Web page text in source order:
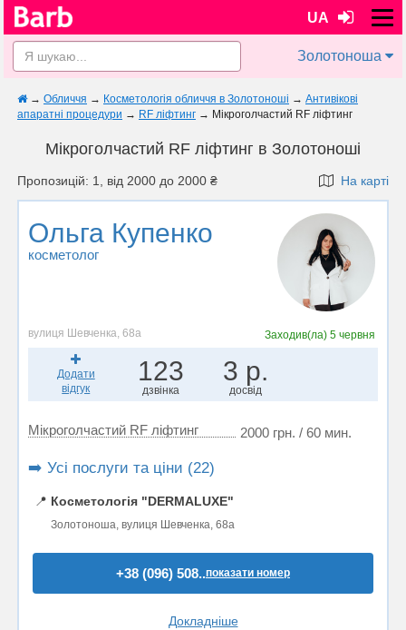
UA
Золотоноша
→ Обличчя → Косметологія обличчя в Золотоноші → Антивікові
апаратні процедури → RF ліфтинг → Мікроголчастий RF ліфтинг
Мікроголчастий RF ліфтинг в Золотоноші
Пропозицій: 1, від 2000 до 2000 ₴ На карті
Ольга Купенко
косметолог
вулиця Шевченка, 68а Заходив(ла) 5 червня
Додати
відгук
123
дзвінка
3 р.
досвід
Мікроголчастий RF ліфтинг 2000 грн. / 60 мин.
➡️ Усі послуги та ціни (22)
📍 Косметологія "DERMALUXE"
Золотоноша, вулиця Шевченка, 68а
+38 (096) 508..показати номер
Докладніше